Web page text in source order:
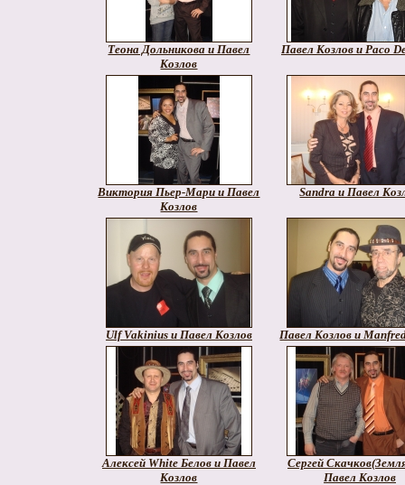
Теона Дольникова и Павел
Козлов
Павел Козлов и Paco
Виктория Пьер-Мари и Павел
Козлов
Sandra и Павел
Ulf Vakinius и Павел Козлов Павел Козлов и
Алексей White Белов и Павел
Козлов
Сергей
Павел Козлов